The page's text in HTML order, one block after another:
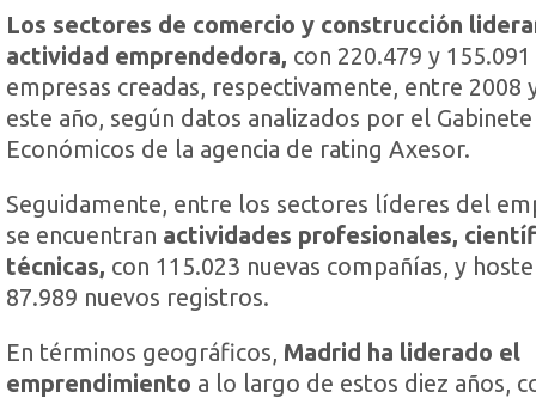
Los sectores de comercio y construcción
actividad emprendedora, con 220.479 y
empresas creadas, respectivamente, entre 2008
este año, según datos analizados por el
Económicos de la agencia de rating Axesor.
Seguidamente, entre los sectores líderes del
se encuentran actividades profesionales,
técnicas, con 115.023 nuevas compañías, y
87.989 nuevos registros.
En términos geográficos, Madrid ha liderado el
emprendimiento a lo largo de estos diez años,